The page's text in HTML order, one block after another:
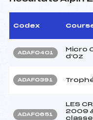
Codex
ADAF0401
Micro
d'Oz
ADAF0391
ADAF0651
LES
2009